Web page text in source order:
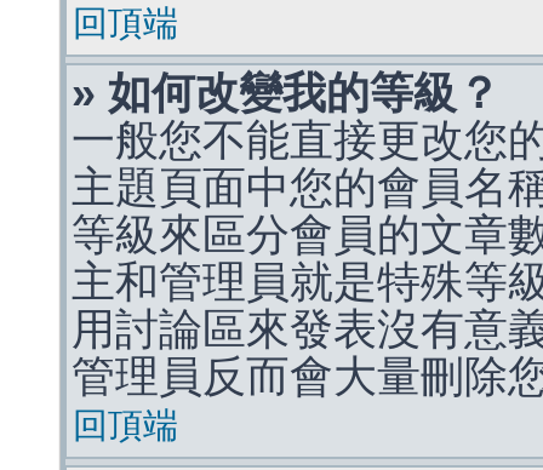
回頂端
» 如何改變我的等級？
一般您不能直接更改您
主題頁面中您的會員名
等級來區分會員的文章
主和管理員就是特殊等
用討論區來發表沒有意
管理員反而會大量刪除
回頂端